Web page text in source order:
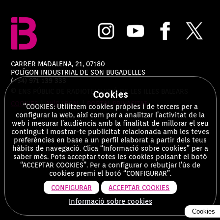
CARRER MADALENA, 21, 07180
POLÍGON INDUSTRIAL DE SON BUGADELLES
(+34) 971 139 333
© ENS PÚBLIC DE RADIOTELEVISIÓ DE LES ILLES BALEARS
COOKIES|AVÍS LEGAL| PORTAL PRIVACITAT
Cookies
Cookies
“COOKIES: Utilitzem cookies pròpies i de tercers per a
configurar la web, així com per a analitzar l’activitat de la
web i mesurar l’audiència amb la finalitat de millorar el seu
contingut i mostrar-te publicitat relacionada amb les teves
preferències en base a un perfil elaborat a partir dels teus
hàbits de navegació. Clica “Informació sobre cookies” per a
saber més. Pots acceptar totes les cookies polsant el botó
“ACCEPTAR COOKIES”. Per a configurar o rebutjar l’ús de
cookies premi el botó “CONFIGURAR”.
CONFIGURAR
ACCEPTAR COOKIES
Informació sobre cookies